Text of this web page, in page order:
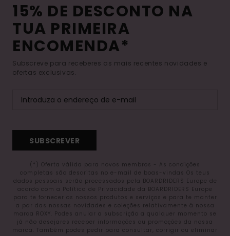
15% DE DESCONTO NA
TUA PRIMEIRA
ENCOMENDA*
Subscreve para receberes as mais recentes novidades e
ofertas exclusivas.
SUBSCREVER
(*) Oferta válida para novos membros - As condições
completas são descritas no e-mail de boas-vindas Os teus
dados pessoais serão processados pela BOARDRIDERS Europe de
acordo com a Política de Privacidade da BOARDRIDERS Europe
para te fornecer os nossos produtos e serviços e para te manter
a par das nossas novidades e coleções relativamente à nossa
marca ROXY. Podes anular a subscrição a qualquer momento se
já não desejares receber informações ou promoções da nossa
marca. Também podes pedir para consultar, corrigir ou eliminar